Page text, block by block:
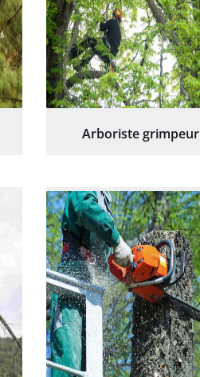
Arboriste grimpeur